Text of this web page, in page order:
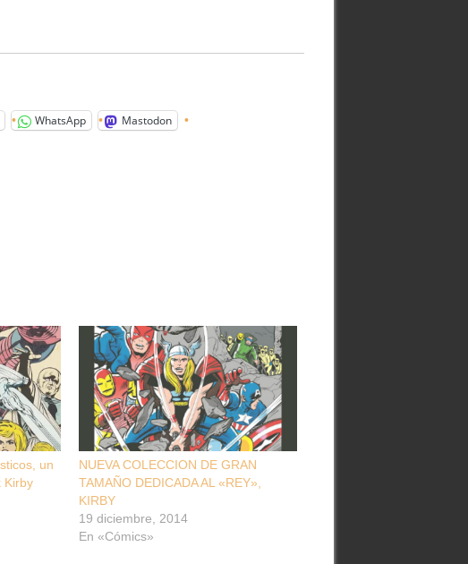
WhatsApp
Mastodon
un
Kirby
NUEVA COLECCION DE GRAN
TAMAÑO DEDICADA AL «REY»,
KIRBY
19 diciembre, 2014
En «Cómics»